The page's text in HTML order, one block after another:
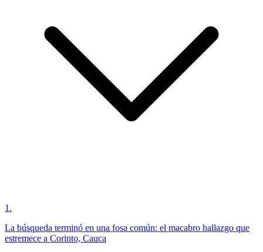
1 .
La búsqueda terminó en una fosa común: el macabro hallazgo que
estremece a Corinto, Cauca